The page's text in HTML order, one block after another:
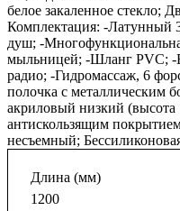
белое закаленное стекло;
Комплектация: -Латунный
душ; -
мыльницей; -Шланг PVC; -
радио; -Гидромассаж, 6
полочка с металлическим
акриловый низкий (высота
антискользящим
несъемный;
Длина (мм)
1200